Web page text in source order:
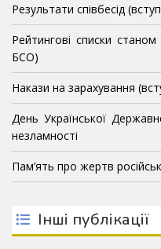
Результати співбесід
Рейтингові списки
БСО)
Накази на зарахування
День Української
незламності
Пам’ять про жертв
Інші публікації